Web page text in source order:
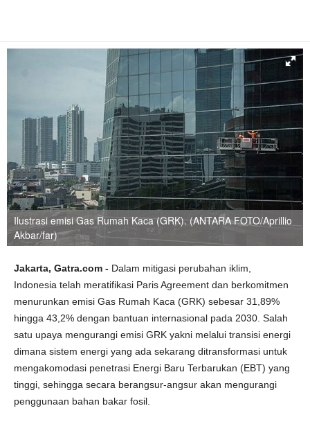
Ilustrasi emisi Gas Rumah Kaca (GRK). (ANTARA FOTO/Aprillio
Akbar/far)
Jakarta, Gatra.com - Dalam mitigasi perubahan iklim,
Indonesia telah meratifikasi Paris Agreement dan berkomitmen
menurunkan emisi Gas Rumah Kaca (GRK) sebesar 31,89%
hingga 43,2% dengan bantuan internasional pada 2030. Salah
satu upaya mengurangi emisi GRK yakni melalui transisi energi
dimana sistem energi yang ada sekarang ditransformasi untuk
mengakomodasi penetrasi Energi Baru Terbarukan (EBT) yang
tinggi, sehingga secara berangsur-angsur akan mengurangi
penggunaan bahan bakar fosil.